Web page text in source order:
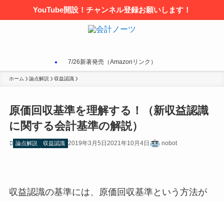
YouTube開設！チャンネル登録お願いします！
7/26新著発売（Amazonリンク）
ホーム 論点解説 収益認識
原価回収基準を理解する！（新収益認識
に関する会計基準の解説）
論点解説 収益認識 2019年3月5日 2021年10月4日 nobot
収益認識の基準には、 原価回収基準という方法が